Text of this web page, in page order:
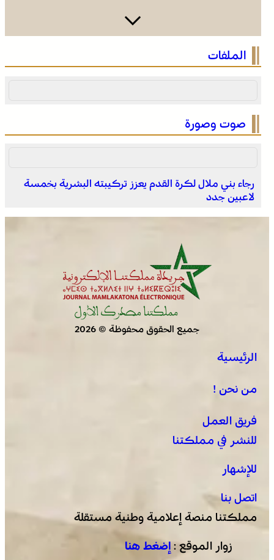
الصحراء المغربية .. كولومبيا تعلن تغييرا في موقفها وتعترف
بسيادة المغرب على صحرائه
بولمان تفتتح الدورة الثانية لمهرجان الزعفران والنباتات الطبية
العرائش .. فتح بحث قضائي إثر تصريحات واتهامات زائفة
الملفات
صوت وصورة
رجاء بني ملال لكرة القدم يعزز تركيبته البشرية بخمسة
لاعبين جدد
جميع الحقوق محفوظة © 2026
الرئيسية
من نحن !
فريق العمل
للنشر في مملكتنا
للإشهار
اتصل بنا
مملكتنا منصة إعلامية وطنية مستقلة
زوار الموقع : إضغط هنا